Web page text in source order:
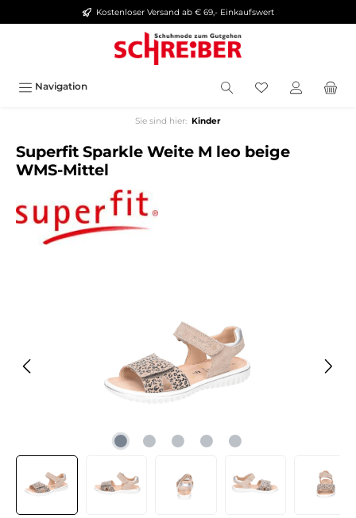
springen Kostenloser Versand ab € 69,- Einkaufswert
Navigation
Sie sind hier: Kinder
Superfit Sparkle Weite M leo beige
WMS-Mittel